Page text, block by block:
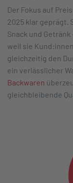
Der Fokus auf
2025 klar geprägt.
Snack und
weil sie
gleichzeitig den
ein verlässlicher
Backwaren
gleichbleibende